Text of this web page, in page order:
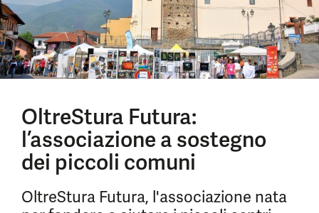
OltreStura Futura:
l’associazione a sostegno
dei piccoli comuni
OltreStura Futura, l'associazione nata